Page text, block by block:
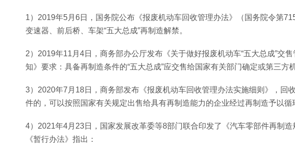
1）2019年5月6日，国务院公布《报废机动车回收管理办法》（国务院令第
变速器、前后桥、车架“五大总成”再制造解禁。
2）2019年11月4日，商务部办公厅发布《关于做好报废机动车“五大总成”交
知》要求：具备再制造条件的“五大总成”应交售给国家有关部门确定或第三方
3）2020年7月18日，商务部发布《报废机动车回收管理办法实施细则》，回
件的，可以按照国家有关规定出售给具有再制造能力的企业经过再制造予以循
4）2021年4月23日，国家发展改革委等8部门联合印发了《汽车零部件再制
《暂行办法》指出：